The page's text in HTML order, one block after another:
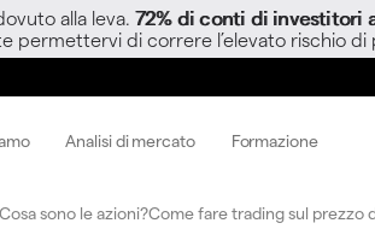
alla leva. 72% di conti di investitori
permettervi di correre l’elevato rischio
Analisi di mercato Formazione
Cosa sono le azioni?Come fare trading sul prezzo